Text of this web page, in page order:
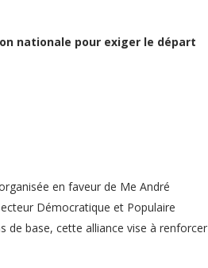
nationale pour exiger le départ
en faveur de Me André
Démocratique et Populaire
de base, cette alliance vise à renforcer